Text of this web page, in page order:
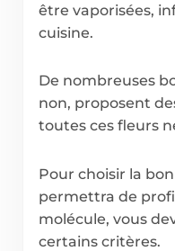
être vaporisées,
cuisine.
De nombreuses
non, proposent
toutes ces fleurs
Pour choisir la
permettra de
molécule, vous
certains critères.